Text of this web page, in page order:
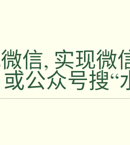
信, 实现微
或公众号搜“